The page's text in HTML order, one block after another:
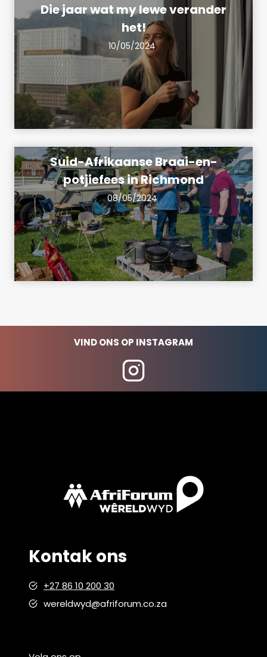
Die jaar wat my lewe verander
het!
10/05/2024
Suid-Afrikaanse Braai-en-
potjiefees in Richmond
08/05/2024
VIND ONS OP INSTAGRAM
Kontak ons
+27 86 10 200 30
wereldwyd@afriforum.co.za